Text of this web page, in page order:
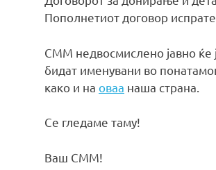
Пополнетиот договор
СММ недвосмислено јавно ќе
бидат именувани во
како и на оваа наша страна.
Се гледаме таму!
Ваш СММ!